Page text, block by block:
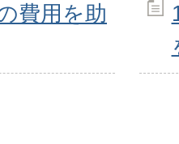
費用を助